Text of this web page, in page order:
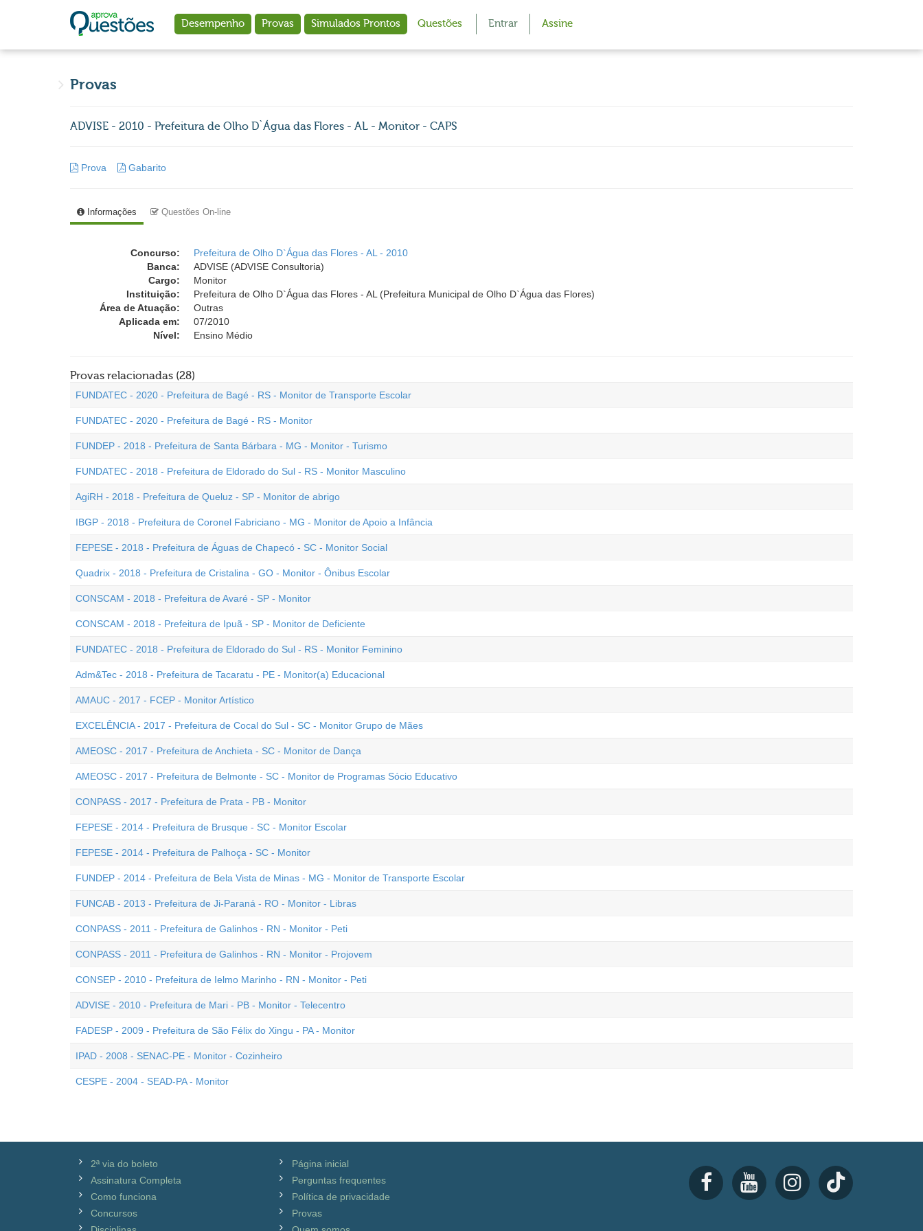
Desempenho Provas Simulados Prontos Questões Entrar Assine
Provas
ADVISE - 2010 - Prefeitura de Olho D`Água das Flores - AL - Monitor - CAPS
Prova Gabarito
Informações Questões On-line
Concurso:
Prefeitura de Olho D`Água das Flores - AL - 2010
Banca:
ADVISE (ADVISE Consultoria)
Cargo:
Monitor
Instituição:
Prefeitura de Olho D`Água das Flores - AL (Prefeitura Municipal de Olho D`Água das Flores)
Área de Atuação:
Outras
Aplicada em:
07/2010
Nível:
Ensino Médio
Provas relacionadas (28)
FUNDATEC - 2020 - Prefeitura de Bagé - RS - Monitor de Transporte Escolar
FUNDATEC - 2020 - Prefeitura de Bagé - RS - Monitor
FUNDEP - 2018 - Prefeitura de Santa Bárbara - MG - Monitor - Turismo
FUNDATEC - 2018 - Prefeitura de Eldorado do Sul - RS - Monitor Masculino
AgiRH - 2018 - Prefeitura de Queluz - SP - Monitor de abrigo
IBGP - 2018 - Prefeitura de Coronel Fabriciano - MG - Monitor de Apoio a Infância
FEPESE - 2018 - Prefeitura de Águas de Chapecó - SC - Monitor Social
Quadrix - 2018 - Prefeitura de Cristalina - GO - Monitor - Ônibus Escolar
CONSCAM - 2018 - Prefeitura de Avaré - SP - Monitor
CONSCAM - 2018 - Prefeitura de Ipuã - SP - Monitor de Deficiente
FUNDATEC - 2018 - Prefeitura de Eldorado do Sul - RS - Monitor Feminino
Adm&Tec - 2018 - Prefeitura de Tacaratu - PE - Monitor(a) Educacional
AMAUC - 2017 - FCEP - Monitor Artístico
EXCELÊNCIA - 2017 - Prefeitura de Cocal do Sul - SC - Monitor Grupo de Mães
AMEOSC - 2017 - Prefeitura de Anchieta - SC - Monitor de Dança
AMEOSC - 2017 - Prefeitura de Belmonte - SC - Monitor de Programas Sócio Educativo
CONPASS - 2017 - Prefeitura de Prata - PB - Monitor
FEPESE - 2014 - Prefeitura de Brusque - SC - Monitor Escolar
FEPESE - 2014 - Prefeitura de Palhoça - SC - Monitor
FUNDEP - 2014 - Prefeitura de Bela Vista de Minas - MG - Monitor de Transporte Escolar
FUNCAB - 2013 - Prefeitura de Ji-Paraná - RO - Monitor - Libras
CONPASS - 2011 - Prefeitura de Galinhos - RN - Monitor - Peti
CONPASS - 2011 - Prefeitura de Galinhos - RN - Monitor - Projovem
CONSEP - 2010 - Prefeitura de Ielmo Marinho - RN - Monitor - Peti
ADVISE - 2010 - Prefeitura de Mari - PB - Monitor - Telecentro
FADESP - 2009 - Prefeitura de São Félix do Xingu - PA - Monitor
IPAD - 2008 - SENAC-PE - Monitor - Cozinheiro
CESPE - 2004 - SEAD-PA - Monitor
2ª via do boleto
Assinatura Completa
Como funciona
Concursos
Página inicial
Perguntas frequentes
Política de privacidade
Provas